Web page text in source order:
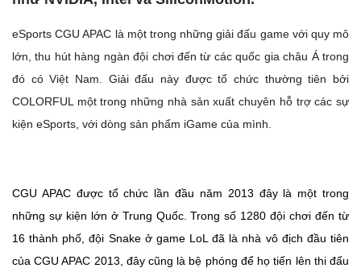
eSports CGU APAC là một trong những giải đấu game với quy mô
lớn, thu hút hàng ngàn đội chơi đến từ các quốc gia châu Á trong
đó có Việt Nam. Giải đấu này được tổ chức thường tiên bởi
COLORFUL một trong những nhà sản xuất chuyên hỗ trợ các sự
kiện eSports, với dòng sản phẩm iGame của mình.
CGU APAC được tổ chức lần đầu năm 2013 đây là một trong
những sự kiện lớn ở Trung Quốc. Trong số 1280 đội chơi đến từ
16 thành phố, đội Snake ở game LoL đã là nhà vô địch đầu tiên
của CGU APAC 2013, đây cũng là bệ phóng để họ tiến lên thi đấu